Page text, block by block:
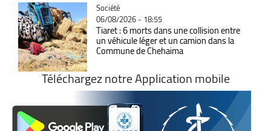
Catégorie
Société
06/08/2026 - 18:55
Tiaret : 6 morts dans une collision entre
un véhicule léger et un camion dans la
Commune de Chehaima
Téléchargez notre Application mobile